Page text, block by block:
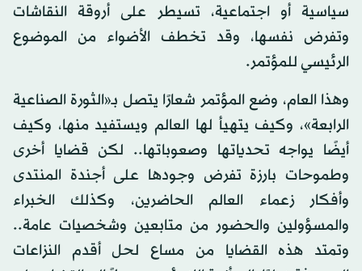
سياسية أو اجتماعية، تسيطر على أروقة النقاشات
وتفرض نفسها، وقد تخطف الأضواء من الموضوع
الرئيسي للمؤتمر.
وهذا العام، وضع المؤتمر شعارًا يتصل بـ«الثورة الصناعية
الرابعة»، وكيف يتهيأ لها العالم ويستفيد منها، وكيف
أيضًا يواجه تحدياتها وصعوباتها.. لكن قضايا أخرى
وطموحات بارزة تفرض وجودها على أجندة المنتدى
وأفكار زعماء العالم الحاضرين، وكذلك الخبراء
والمسؤولين والحضور من متابعين وشخصيات عامة..
وتمتد هذه القضايا من مساع لحل أقدم النزاعات